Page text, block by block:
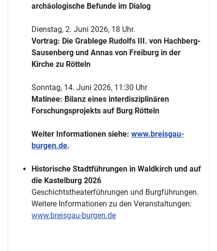
archäologische Befunde im Dialog
Dienstag, 2. Juni 2026, 18 Uhr.
Vortrag: Die Grablege Rudolfs III. von Hachberg-
Sausenberg und Annas von Freiburg in der
Kirche zu Rötteln
Sonntag, 14. Juni 2026, 11:30 Uhr
Matinee: Bilanz eines interdisziplinären
Forschungsprojekts auf Burg Rötteln
Weiter Informationen siehe: www.breisgau-
burgen.de.
Historische Stadtführungen in Waldkirch und auf
die Kastelburg 2026
Geschichtstheaterführungen und Burgführungen.
Weitere Informationen zu den Veranstaltungen:
www.breisgau-burgen.de